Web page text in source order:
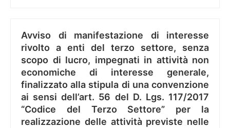
Avviso di manifestazione di interesse
rivolto a enti del terzo settore, senza
scopo di lucro, impegnati in attività non
economiche di interesse generale,
finalizzato alla stipula di una convenzione
ai sensi dell’art. 56 del D. Lgs. 117/2017
“Codice del Terzo Settore” per la
realizzazione delle attività previste nelle